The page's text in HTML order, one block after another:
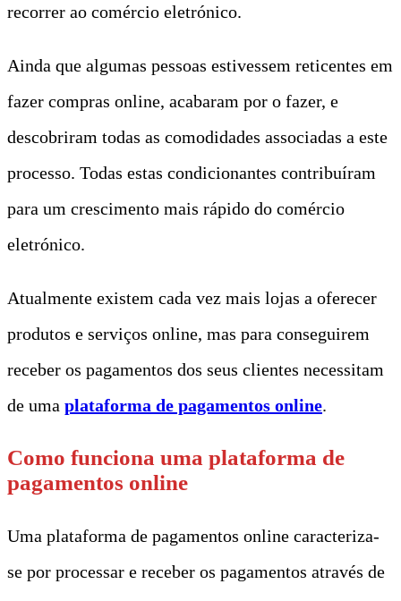
recorrer ao comércio eletrónico.
Ainda que algumas pessoas estivessem reticentes em
fazer compras online, acabaram por o fazer, e
descobriram todas as comodidades associadas a este
processo. Todas estas condicionantes contribuíram
para um crescimento mais rápido do comércio
eletrónico.
Atualmente existem cada vez mais lojas a oferecer
produtos e serviços online, mas para conseguirem
receber os pagamentos dos seus clientes necessitam
de uma plataforma de pagamentos online.
Como funciona uma plataforma de
pagamentos online
Uma plataforma de pagamentos online caracteriza-
se por processar e receber os pagamentos através de